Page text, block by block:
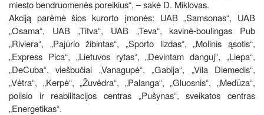
miesto bendruomenės poreikius“, – sakė D. Miklovas.
Akciją parėmė šios kurorto įmonės: UAB „Samsonas“, UAB
„Osama“, UAB „Titva“, UAB „Teva“, kavinė-boulingas Pub
„Riviera“, „Pajūrio žibintas“, „Sporto lizdas“, „Molinis ąsotis“,
„Express Pica“, „Lietuvos rytas“, „Devintam danguj“, „Liepa“,
„DeCuba“, viešbučiai „Vanagupė“, „Gabija“, „Vila Diemedis“,
„Vėtra“, „Kerpė“, „Žuvėdra“, „Palanga“, „Gluosnis“, „Medūza“,
poilsio ir reabilitacijos centras „Pušynas“, sveikatos centras
„Energetikas“.